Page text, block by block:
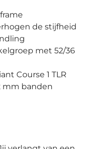
de stijfheid
met 52/36
Course 1 TLR
mm banden